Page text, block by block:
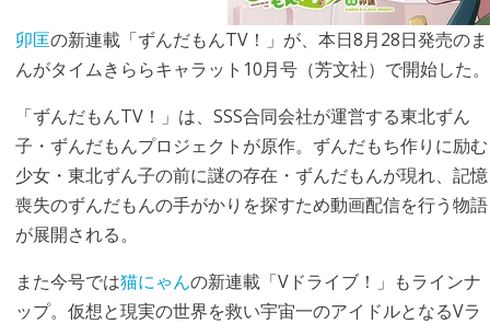
卯匡の新連載「ずんだもんTV！」が、本日8月28日発売のま
んがタイムきららキャラット10月号（芳文社）で開始した。
「ずんだもんTV！」は、SSS合同会社が運営する東北ずん
子・ずんだもんプロジェクトが原作。ずんだもち作りに励む
少女・東北ずん子の前に謎の存在・ずんだもんが現れ、記憶
喪失のずんだもんの手がかりを探すため動画配信を行う物語
が展開される。
また今号では猫にゃんの新連載「Vドライブ！」もラインナ
ップ。仮想と現実の世界を救い宇宙一のアイドルとなるVラ